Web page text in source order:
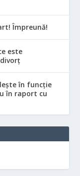
Împreună!
este
în funcție
în raport cu